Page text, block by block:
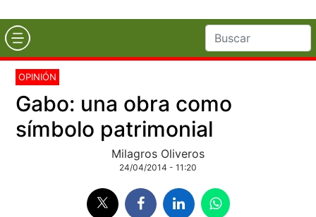
OPINIÓN
Gabo: una obra como
símbolo patrimonial
Milagros Oliveros
24/04/2014 - 11:20